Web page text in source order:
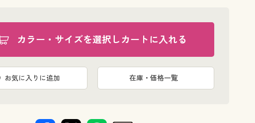
カラー・サイズを選択しカートに入れる
お気に入りに追加 在庫・価格一覧